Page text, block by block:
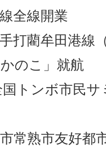
線開業
牟田港線（
のこ」就航
トンボ市民
常熟市友好都